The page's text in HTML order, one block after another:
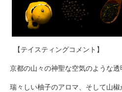
【テイスティングコメント】
京都の山々の神聖な空気のような透
瑞々しい柚子のアロマ、そして山